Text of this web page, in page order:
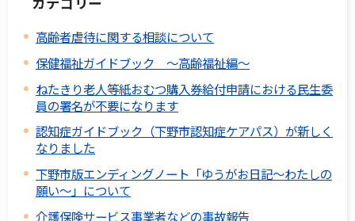
高齢者虐待に関する相談について
保健福祉ガイドブック ～高齢福祉編～
ねたきり老人等紙おむつ購入券給付申請における民生委
員の署名が不要になります
認知症ガイドブック（下野市認知症ケアパス）が新しく
なりました
下野市版エンディングノート「ゆうがお日記～わたしの
願い～」について
介護保険サービス事業者などの事故報告